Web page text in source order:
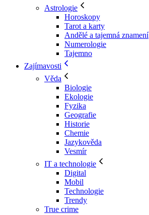
Astrologie
Horoskopy
Tarot a karty
Andělé a tajemná znamení
Numerologie
Tajemno
Zajímavosti
Věda
Biologie
Ekologie
Fyzika
Geografie
Historie
Chemie
Jazykověda
Vesmír
IT a technologie
Digital
Mobil
Technologie
Trendy
True crime